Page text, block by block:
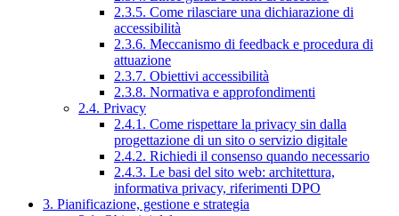
2.3.5. Come rilasciare una dichiarazione di
accessibilità
2.3.6. Meccanismo di feedback e procedura di
attuazione
2.3.7. Obiettivi accessibilità
2.3.8. Normativa e approfondimenti
2.4. Privacy
2.4.1. Come rispettare la privacy sin dalla
progettazione di un sito o servizio digitale
2.4.2. Richiedi il consenso quando necessario
2.4.3. Le basi del sito web: architettura,
informativa privacy, riferimenti DPO
3. Pianificazione, gestione e strategia